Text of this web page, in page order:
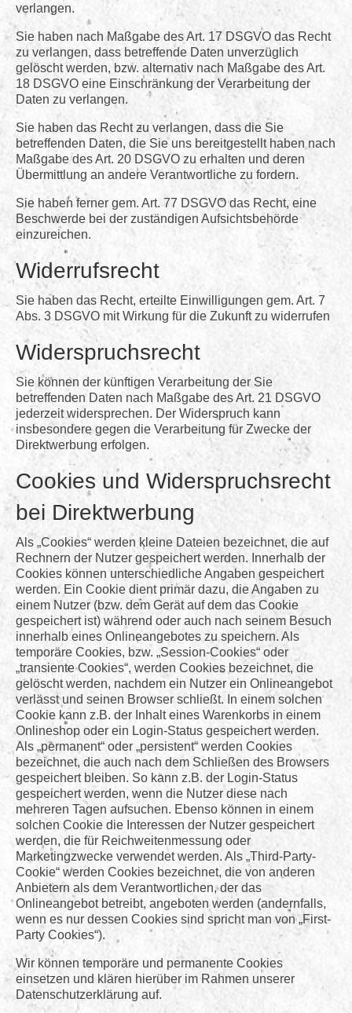
verlangen.
Sie haben nach Maßgabe des Art. 17 DSGVO das Recht
zu verlangen, dass betreffende Daten unverzüglich
gelöscht werden, bzw. alternativ nach Maßgabe des Art.
18 DSGVO eine Einschränkung der Verarbeitung der
Daten zu verlangen.
Sie haben das Recht zu verlangen, dass die Sie
betreffenden Daten, die Sie uns bereitgestellt haben nach
Maßgabe des Art. 20 DSGVO zu erhalten und deren
Übermittlung an andere Verantwortliche zu fordern.
Sie haben ferner gem. Art. 77 DSGVO das Recht, eine
Beschwerde bei der zuständigen Aufsichtsbehörde
einzureichen.
Widerrufsrecht
Sie haben das Recht, erteilte Einwilligungen gem. Art. 7
Abs. 3 DSGVO mit Wirkung für die Zukunft zu widerrufen
Widerspruchsrecht
Sie können der künftigen Verarbeitung der Sie
betreffenden Daten nach Maßgabe des Art. 21 DSGVO
jederzeit widersprechen. Der Widerspruch kann
insbesondere gegen die Verarbeitung für Zwecke der
Direktwerbung erfolgen.
Cookies und Widerspruchsrecht
bei Direktwerbung
Als „Cookies“ werden kleine Dateien bezeichnet, die auf
Rechnern der Nutzer gespeichert werden. Innerhalb der
Cookies können unterschiedliche Angaben gespeichert
werden. Ein Cookie dient primär dazu, die Angaben zu
einem Nutzer (bzw. dem Gerät auf dem das Cookie
gespeichert ist) während oder auch nach seinem Besuch
innerhalb eines Onlineangebotes zu speichern. Als
temporäre Cookies, bzw. „Session-Cookies“ oder
„transiente Cookies“, werden Cookies bezeichnet, die
gelöscht werden, nachdem ein Nutzer ein Onlineangebot
verlässt und seinen Browser schließt. In einem solchen
Cookie kann z.B. der Inhalt eines Warenkorbs in einem
Onlineshop oder ein Login-Status gespeichert werden.
Als „permanent“ oder „persistent“ werden Cookies
bezeichnet, die auch nach dem Schließen des Browsers
gespeichert bleiben. So kann z.B. der Login-Status
gespeichert werden, wenn die Nutzer diese nach
mehreren Tagen aufsuchen. Ebenso können in einem
solchen Cookie die Interessen der Nutzer gespeichert
werden, die für Reichweitenmessung oder
Marketingzwecke verwendet werden. Als „Third-Party-
Cookie“ werden Cookies bezeichnet, die von anderen
Anbietern als dem Verantwortlichen, der das
Onlineangebot betreibt, angeboten werden (andernfalls,
wenn es nur dessen Cookies sind spricht man von „First-
Party Cookies“).
Wir können temporäre und permanente Cookies
einsetzen und klären hierüber im Rahmen unserer
Datenschutzerklärung auf.